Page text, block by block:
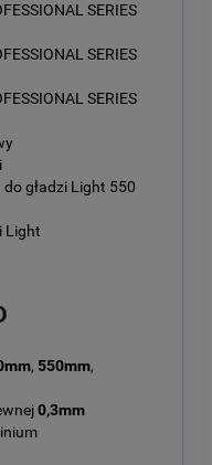
SERIES
SERIES
SERIES
gładzi Light 550
Light
,550mm,
0,3mm